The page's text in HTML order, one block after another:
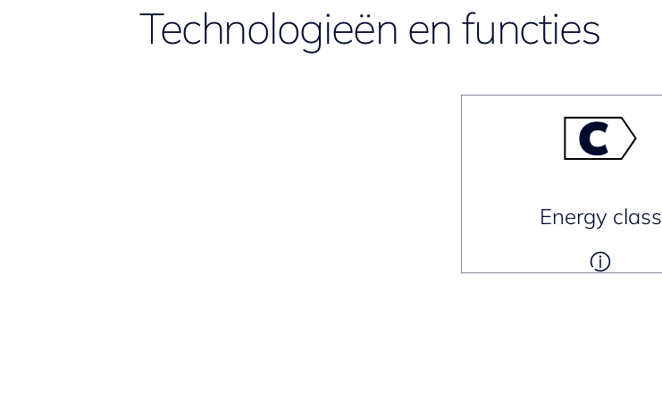
Technologieën en functies
Energy class